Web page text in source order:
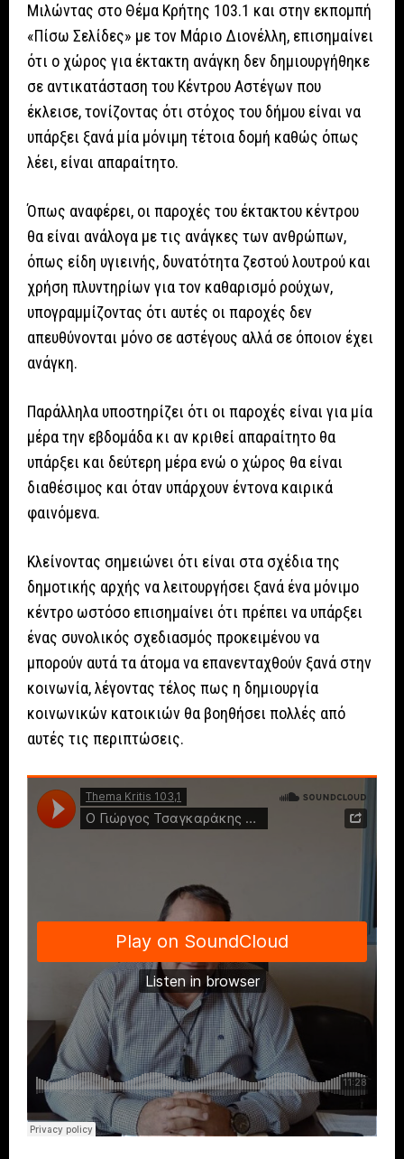
Μιλώντας στο Θέμα Κρήτης 103.1 και στην εκπομπή
«Πίσω Σελίδες» με τον Μάριο Διονέλλη, επισημαίνει
ότι ο χώρος για έκτακτη ανάγκη δεν δημιουργήθηκε
σε αντικατάσταση του Κέντρου Αστέγων που
έκλεισε, τονίζοντας ότι στόχος του δήμου είναι να
υπάρξει ξανά μία μόνιμη τέτοια δομή καθώς όπως
λέει, είναι απαραίτητο.
Όπως αναφέρει, οι παροχές του έκτακτου κέντρου
θα είναι ανάλογα με τις ανάγκες των ανθρώπων,
όπως είδη υγιεινής, δυνατότητα ζεστού λουτρού και
χρήση πλυντηρίων για τον καθαρισμό ρούχων,
υπογραμμίζοντας ότι αυτές οι παροχές δεν
απευθύνονται μόνο σε αστέγους αλλά σε όποιον έχει
ανάγκη.
Παράλληλα υποστηρίζει ότι οι παροχές είναι για μία
μέρα την εβδομάδα κι αν κριθεί απαραίτητο θα
υπάρξει και δεύτερη μέρα ενώ ο χώρος θα είναι
διαθέσιμος και όταν υπάρχουν έντονα καιρικά
φαινόμενα.
Κλείνοντας σημειώνει ότι είναι στα σχέδια της
δημοτικής αρχής να λειτουργήσει ξανά ένα μόνιμο
κέντρο ωστόσο επισημαίνει ότι πρέπει να υπάρξει
ένας συνολικός σχεδιασμός προκειμένου να
μπορούν αυτά τα άτομα να επανενταχθούν ξανά στην
κοινωνία, λέγοντας τέλος πως η δημιουργία
κοινωνικών κατοικιών θα βοηθήσει πολλές από
αυτές τις περιπτώσεις.